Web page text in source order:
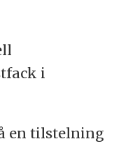
i
en tilstelning